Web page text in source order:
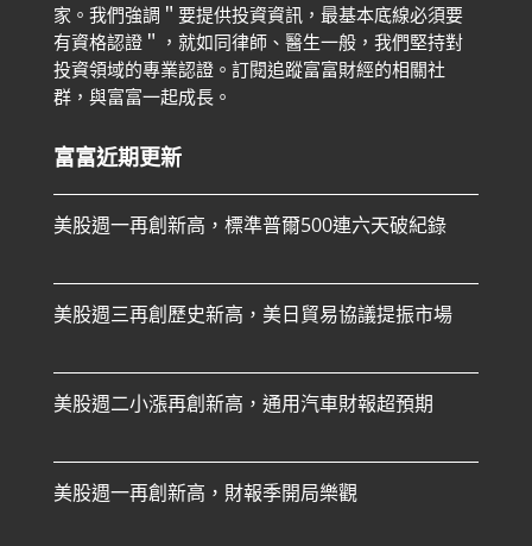
家。 我們強調＂要提供投資資訊，最基本底線必須要
有資格認證＂，就如同律師、醫生一般，我們堅持對
投資領域的專業認證。 訂閱追蹤富富財經的相關社
群，與富富一起成長。
富富近期更新
美股週一再創新高，標準普爾500連六天破紀錄
美股週三再創歷史新高，美日貿易協議提振市場
美股週二小漲再創新高，通用汽車財報超預期
美股週一再創新高，財報季開局樂觀